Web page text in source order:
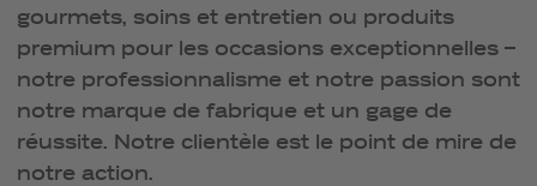
gourmets, soins et entretien ou produits
premium pour les occasions exceptionnelles –
notre professionnalisme et notre passion sont
notre marque de fabrique et un gage de
réussite. Notre clientèle est le point de mire de
notre action.